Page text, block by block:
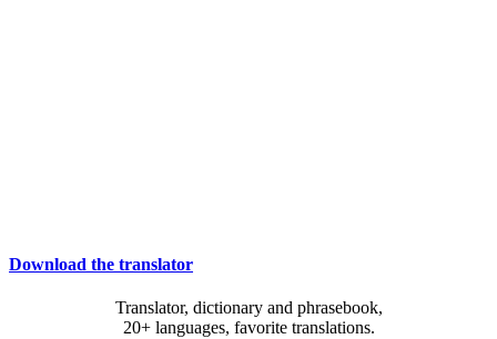
Download the translator
Translator, dictionary and phrasebook,
20+ languages, favorite translations.